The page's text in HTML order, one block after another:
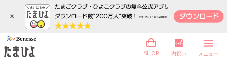
×
SHOP 内祝い メニュー